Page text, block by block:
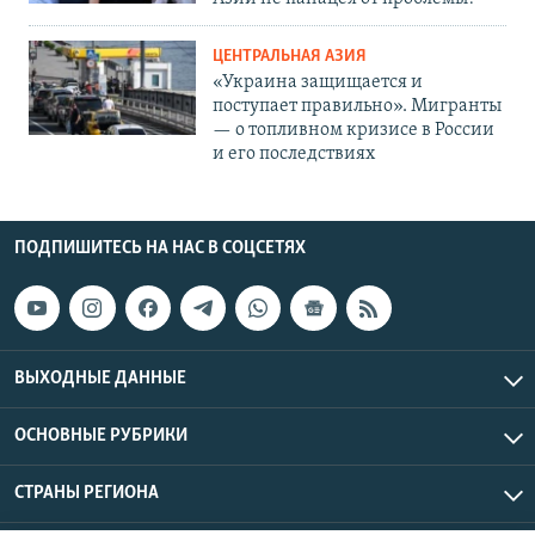
ЦЕНТРАЛЬНАЯ АЗИЯ
«Украина защищается и
поступает правильно». Мигранты
— о топливном кризисе в России
и его последствиях
ПОДПИШИТЕСЬ НА НАС В СОЦСЕТЯХ
ВЫХОДНЫЕ ДАННЫЕ
ОСНОВНЫЕ РУБРИКИ
СТРАНЫ РЕГИОНА